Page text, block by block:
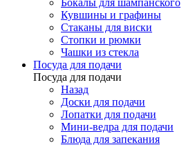
Кувшины и графины
Стаканы для виски
Стопки и рюмки
Чашки из стекла
Посуда для подачи
Посуда для подачи
Назад
Доски для подачи
Лопатки для подачи
Мини-ведра для подачи
Блюда для запекания